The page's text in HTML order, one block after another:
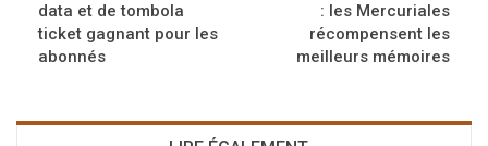
data et de tombola
ticket gagnant pour les
abonnés
: les Mercuriales
récompensent les
meilleurs mémoires